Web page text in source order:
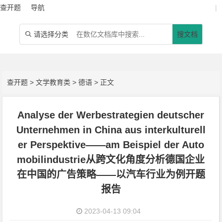
查开题 导航 |
 请选择分类 搜文档
查开题 >文学教育类 >德语 > 正文
Analyse der Werbestrategien deutscher
Unternehmen in China aus interkulturell
er Perspektive——am Beispiel der Auto
mobilindustrie从跨文化角度分析德国企业
在中国的广告策略——以汽车行业为例开题
报告
2023-04-13 09:04